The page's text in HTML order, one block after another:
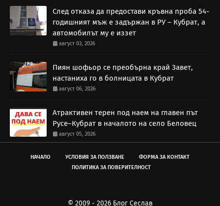
След отказа да предостави кръвна проба 54-
годишният мъж е задържан в РУ – Кубрат, а
автомобилът му е иззет
август 03, 2026
Пиян шофьор се преобърна край Завет,
настаниха го в болницата в Кубрат
август 06, 2026
Атрактивен терен под наем на главен път
Русе–Кубрат в началото на село Беловец
август 05, 2026
НАЧАЛО УСЛОВИЯ ЗА ПОЛЗВАНЕ
ФОРМА ЗА КОНТАКТ
ПОЛИТИКА ЗА ПОВЕРИТЕЛНОСТ
© 2009 - 2026 Блог Сеслав